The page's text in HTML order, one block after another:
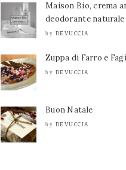
Maison Bio, crema
deodorante naturale
by DEVUCCIA
Zuppa di Farro e
by DEVUCCIA
Buon Natale
by DEVUCCIA